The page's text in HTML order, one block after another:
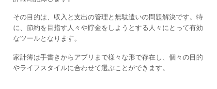
その目的は、収入と支出の管理と無駄遣いの問題解決です。特
に、節約を目指す人々や貯金をしようとする人々にとって有効
なツールとなります。
家計簿は手書きからアプリまで様々な形で存在し、個々の目的
やライフスタイルに合わせて選ぶことができます。